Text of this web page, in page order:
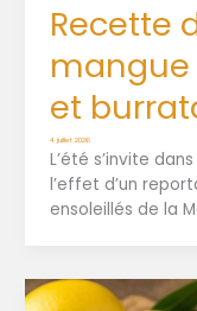
Recette
et
4 juillet 2026
L’été s’invite
l’effet d’un
ensoleillés de la